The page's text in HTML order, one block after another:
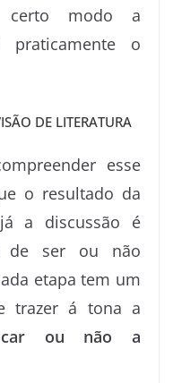
certo modo a
praticamente o
DE LITERATURA
esse
o resultado da
a discussão é
de ser ou não
etapa tem um
trazer á tona a
ou não a